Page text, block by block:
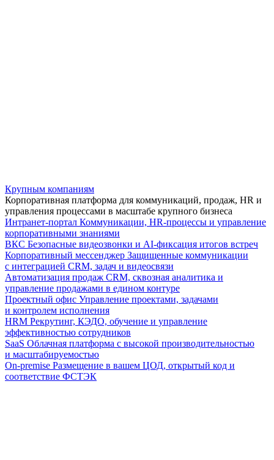
Крупным компаниям
Корпоративная платформа для коммуникаций, продаж, HR и
управления процессами в масштабе крупного бизнеса
Интранет-портал Коммуникации, HR-процессы и управление
корпоративными знаниями
ВКС Безопасные видеозвонки и AI-фиксация итогов встреч
Корпоративный мессенджер Защищенные коммуникации
с интеграцией CRM, задач и видеосвязи
Автоматизация продаж CRM, сквозная аналитика и
управление продажами в едином контуре
Проектный офис Управление проектами, задачами
и контролем исполнения
HRM Рекрутинг, КЭДО, обучение и управление
эффективностью сотрудников
SaaS Облачная платформа с высокой производительностью
и масштабируемостью
On-premise Размещение в вашем ЦОД, открытый код и
соответствие ФСТЭК